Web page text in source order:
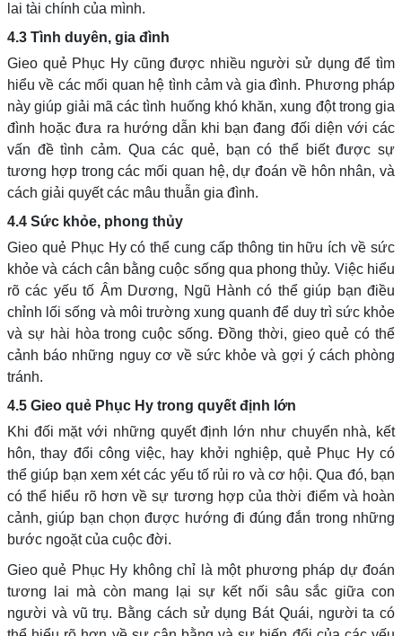
lai tài chính của mình.
4.3 Tình duyên, gia đình
Gieo quẻ Phục Hy cũng được nhiều người sử dụng để tìm
hiểu về các mối quan hệ tình cảm và gia đình. Phương pháp
này giúp giải mã các tình huống khó khăn, xung đột trong gia
đình hoặc đưa ra hướng dẫn khi bạn đang đối diện với các
vấn đề tình cảm. Qua các quẻ, bạn có thể biết được sự
tương hợp trong các mối quan hệ, dự đoán về hôn nhân, và
cách giải quyết các mâu thuẫn gia đình.
4.4 Sức khỏe, phong thủy
Gieo quẻ Phục Hy có thể cung cấp thông tin hữu ích về sức
khỏe và cách cân bằng cuộc sống qua phong thủy. Việc hiểu
rõ các yếu tố Âm Dương, Ngũ Hành có thể giúp bạn điều
chỉnh lối sống và môi trường xung quanh để duy trì sức khỏe
và sự hài hòa trong cuộc sống. Đồng thời, gieo quẻ có thể
cảnh báo những nguy cơ về sức khỏe và gợi ý cách phòng
tránh.
4.5 Gieo quẻ Phục Hy trong quyết định lớn
Khi đối mặt với những quyết định lớn như chuyển nhà, kết
hôn, thay đổi công việc, hay khởi nghiệp, quẻ Phục Hy có
thể giúp bạn xem xét các yếu tố rủi ro và cơ hội. Qua đó, bạn
có thể hiểu rõ hơn về sự tương hợp của thời điểm và hoàn
cảnh, giúp bạn chọn được hướng đi đúng đắn trong những
bước ngoặt của cuộc đời.
Gieo quẻ Phục Hy không chỉ là một phương pháp dự đoán
tương lai mà còn mang lại sự kết nối sâu sắc giữa con
người và vũ trụ. Bằng cách sử dụng Bát Quái, người ta có